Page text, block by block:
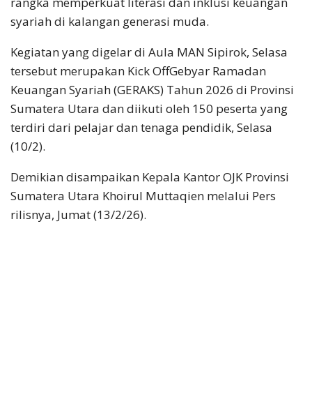
syariah di kalangan generasi muda.
Kegiatan yang digelar di Aula MAN Sipirok, Selasa
tersebut merupakan Kick OffGebyar Ramadan
Keuangan Syariah (GERAKS) Tahun 2026 di Provinsi
Sumatera Utara dan diikuti oleh 150 peserta yang
terdiri dari pelajar dan tenaga pendidik, Selasa
(10/2).
Demikian disampaikan Kepala Kantor OJK Provinsi
Sumatera Utara Khoirul Muttaqien melalui Pers
rilisnya, Jumat (13/2/26).